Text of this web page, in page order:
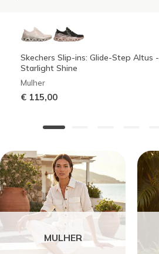
Skechers Slip-ins: Glide-Step Altus -
Starlight Shine
Mulher
€ 115,00
MULHER